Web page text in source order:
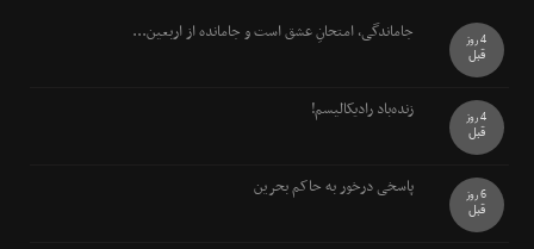
جاماندگی، امتحانِ عشق است و جامانده از اربعین...
4 روز
قبل
زنده‌باد رادیکالیسم!
4 روز
قبل
پاسخی درخور به حاکم بحرین
6 روز
قبل